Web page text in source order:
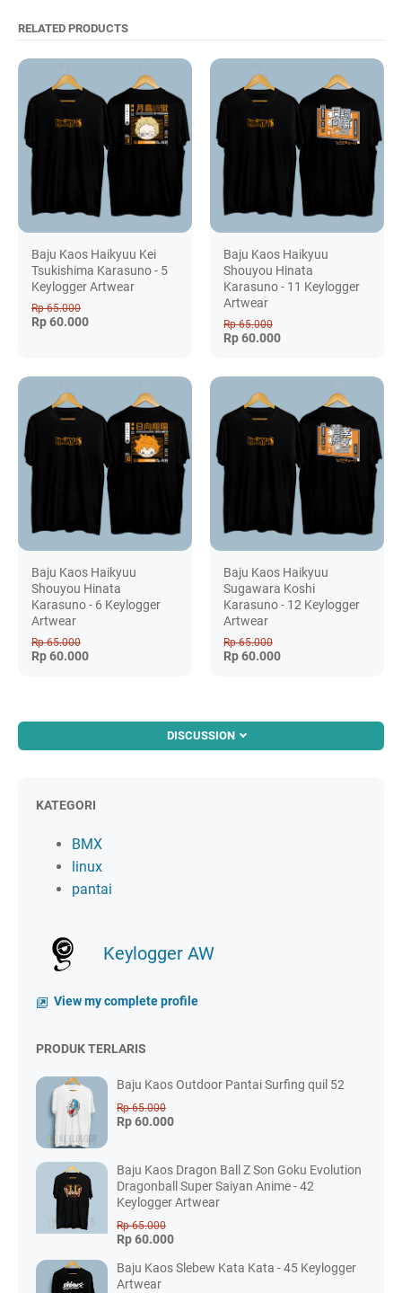
RELATED PRODUCTS
Baju Kaos Haikyuu Kei
Tsukishima Karasuno - 5
Keylogger Artwear
Rp 65.000
Rp 60.000
Baju Kaos Haikyuu
Shouyou Hinata
Karasuno - 11 Keylogger
Artwear
Rp 65.000
Rp 60.000
Baju Kaos Haikyuu
Shouyou Hinata
Karasuno - 6 Keylogger
Artwear
Rp 65.000
Rp 60.000
Baju Kaos Haikyuu
Sugawara Koshi
Karasuno - 12 Keylogger
Artwear
Rp 65.000
Rp 60.000
DISCUSSION
KATEGORI
BMX
linux
pantai
Keylogger AW
View my complete profile
PRODUK TERLARIS
Baju Kaos Outdoor Pantai Surfing quil 52
Rp 65.000
Rp 60.000
Baju Kaos Dragon Ball Z Son Goku Evolution
Dragonball Super Saiyan Anime - 42
Keylogger Artwear
Rp 65.000
Rp 60.000
Baju Kaos Slebew Kata Kata - 45 Keylogger
Artwear